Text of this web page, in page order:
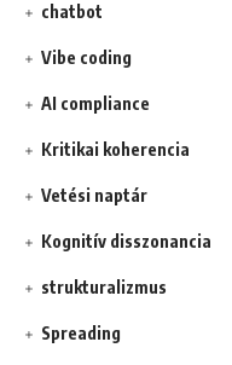
chatbot
Vibe coding
AI compliance
Kritikai koherencia
Vetési naptár
Kognitív disszonancia
strukturalizmus
Spreading